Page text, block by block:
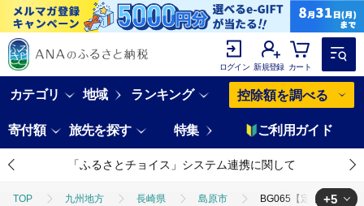
ログイン 新規登録 カート
カテゴリ 地域 ランキング 控除額を調べる
寄付額 旅先を探す 特集 ご利用ガイド
「ふるさとチョイス」システム連携に関して
TOP 九州地方 長崎県 島原市 BG065【定期便】有明
+5